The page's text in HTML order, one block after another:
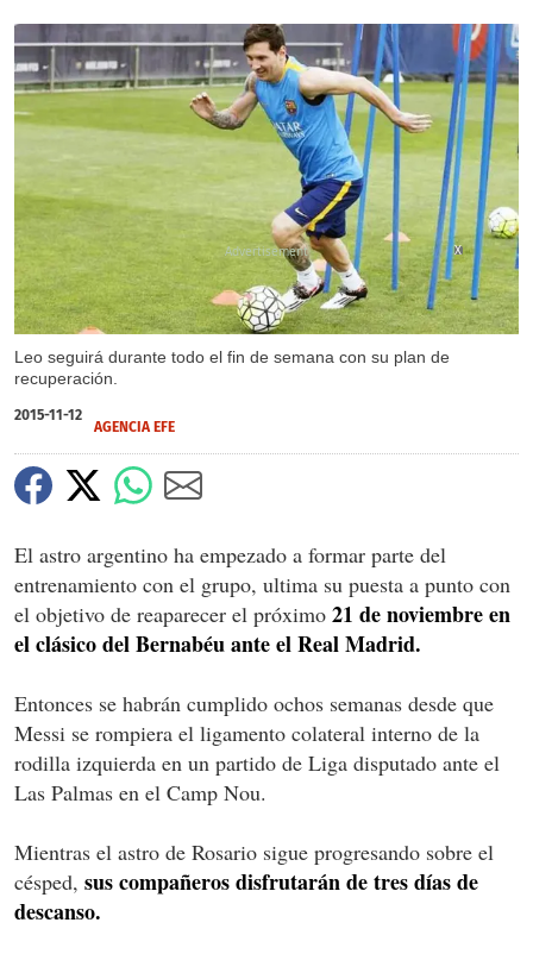
Leo seguirá durante todo el fin de semana con su plan de
recuperación.
X
2015-11-12
AGENCIA EFE
El astro argentino ha empezado a formar parte del
entrenamiento con el grupo, ultima su puesta a punto con
el objetivo de reaparecer el próximo 21 de noviembre en
el clásico del Bernabéu ante el Real Madrid.
Entonces se habrán cumplido ochos semanas desde que
Messi se rompiera el ligamento colateral interno de la
rodilla izquierda en un partido de Liga disputado ante el
Las Palmas en el Camp Nou.
Mientras el astro de Rosario sigue progresando sobre el
césped, sus compañeros disfrutarán de tres días de
descanso.